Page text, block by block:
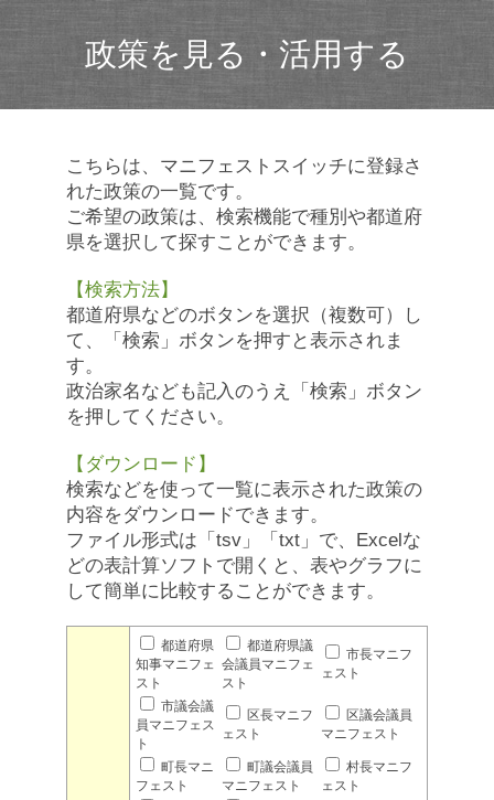
政策を見る・活用する
こちらは、マニフェストスイッチに登録さ
れた政策の一覧です。
ご希望の政策は、検索機能で種別や都道府
県を選択して探すことができます。
【検索方法】
都道府県などのボタンを選択（複数可）し
て、「検索」ボタンを押すと表示されま
す。
政治家名なども記入のうえ「検索」ボタン
を押してください。
【ダウンロード】
検索などを使って一覧に表示された政策の
内容をダウンロードできます。
ファイル形式は「tsv」「txt」で、Excelな
どの表計算ソフトで開くと、表やグラフに
して簡単に比較することができます。
都道府県
知事マニフェ
スト
都道府県議
会議員マニフェ
スト
市長マニフ
ェスト
市議会議
員マニフェス
ト
区長マニフ
ェスト
区議会議員
マニフェスト
町長マニ
フェスト
町議会議員
マニフェスト
村長マニフ
ェスト